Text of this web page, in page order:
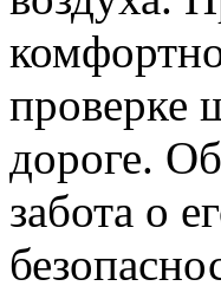
проверке
дороге.
забота о